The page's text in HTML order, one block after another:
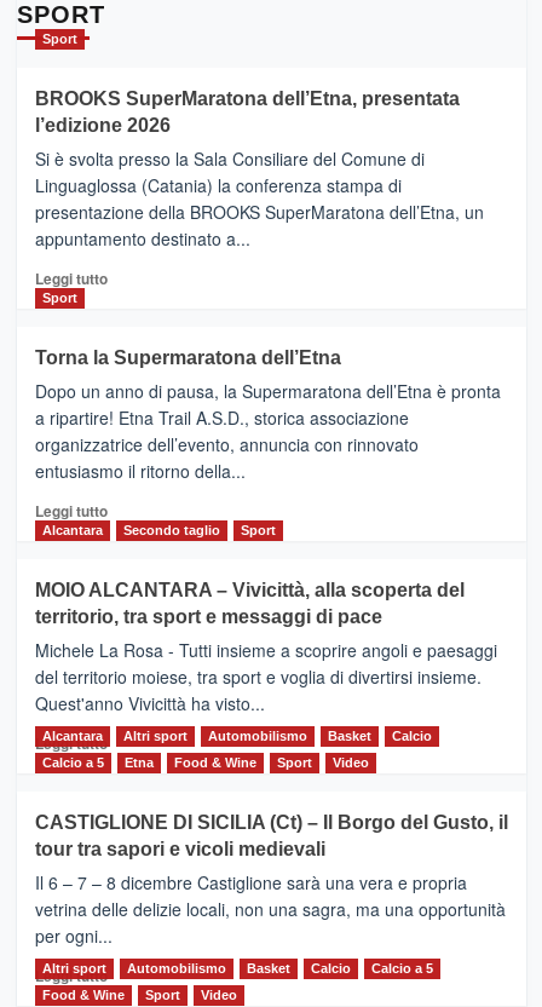
con
la
Al
via
i
collegamenti
SPORT
Sport
BROOKS SuperMaratona dell’Etna, presentata
l’edizione 2026
Si è svolta presso la Sala Consiliare del Comune di
Linguaglossa (Catania) la conferenza stampa di
presentazione della BROOKS SuperMaratona dell’Etna, un
appuntamento destinato a...
Leggi tuttoLeggi
BROOKS
SuperMaratona
dell’Etna,
presentata
l’edizione
2026
Sport
Torna la Supermaratona dell’Etna
Dopo un anno di pausa, la Supermaratona dell’Etna è pronta
a ripartire! Etna Trail A.S.D., storica associazione
organizzatrice dell’evento, annuncia con rinnovato
entusiasmo il ritorno della...
Leggi tuttoLeggi
Torna
la
Supermaratona
dell’Etna
Alcantara Secondo taglio Sport
MOIO ALCANTARA – Vivicittà, alla scoperta del
territorio, tra sport e messaggi di pace
Michele La Rosa - Tutti insieme a scoprire angoli e paesaggi
del territorio moiese, tra sport e voglia di divertirsi insieme.
Quest'anno Vivicittà ha visto...
Leggi tutto Leggi
MOIO
ALCANTARA
–
Vivicittà,
alla
scoperta
del
territorio,
Alcantara Altri sport Automobilismo Basket
Calcio
Calcio a 5
Etna Food & Wine Sport Video
CASTIGLIONE DI SICILIA (Ct) – Il Borgo del Gusto, il
tour tra sapori e vicoli medievali
Il 6 – 7 – 8 dicembre Castiglione sarà una vera e propria
vetrina delle delizie locali, non una sagra, ma una opportunità
per ogni...
Leggi tuttoLeggi
di
Altri sport Automobilismo Basket Calcio
Calcio a 5
Food & Wine
Sport Video